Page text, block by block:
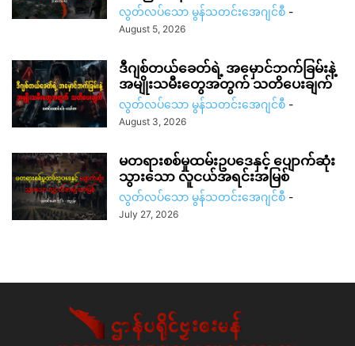
လွတ်လပ်သော မွန်သတင်းအေဂျင်စီ -
August 5, 2026
ဒီဂျစ်တယ်ခေတ်ရဲ့ အမှောင်ဘက်ခြမ်းနဲ့
အမျိုးသမီးတွေအတွက် သတိပေးချက်
လွတ်လပ်သော မွန်သတင်းအေဂျင်စီ -
August 3, 2026
မတရားစစ်မှုထမ်းဥပဒေနှင့် ပျောက်ဆုံး
သွားသော လူငယ်အရင်းအမြစ်
လွတ်လပ်သော မွန်သတင်းအေဂျင်စီ -
July 27, 2026